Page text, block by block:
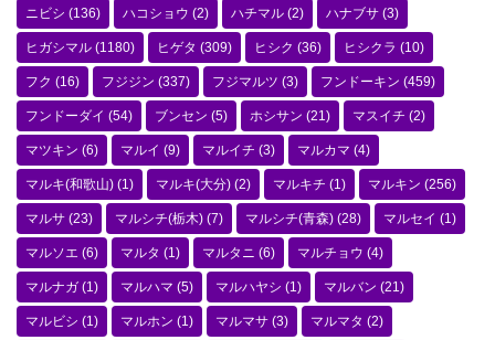
ニビシ (136) ハコショウ (2) ハチマル (2) ハナブサ (3)
ヒガシマル (1180) ヒゲタ (309) ヒシク (36) ヒシクラ (10)
フク (16) フジジン (337) フジマルツ (3) フンドーキン (459)
フンドーダイ (54) ブンセン (5) ホシサン (21) マスイチ (2)
マツキン (6) マルイ (9) マルイチ (3) マルカマ (4)
マルキ(和歌山) (1) マルキ(大分) (2) マルキチ (1) マルキン (256)
マルサ (23) マルシチ(栃木) (7) マルシチ(青森) (28) マルセイ (1)
マルソエ (6) マルタ (1) マルタニ (6) マルチョウ (4)
マルナガ (1) マルハマ (5) マルハヤシ (1) マルバン (21)
マルビシ (1) マルホン (1) マルマサ (3) マルマタ (2)